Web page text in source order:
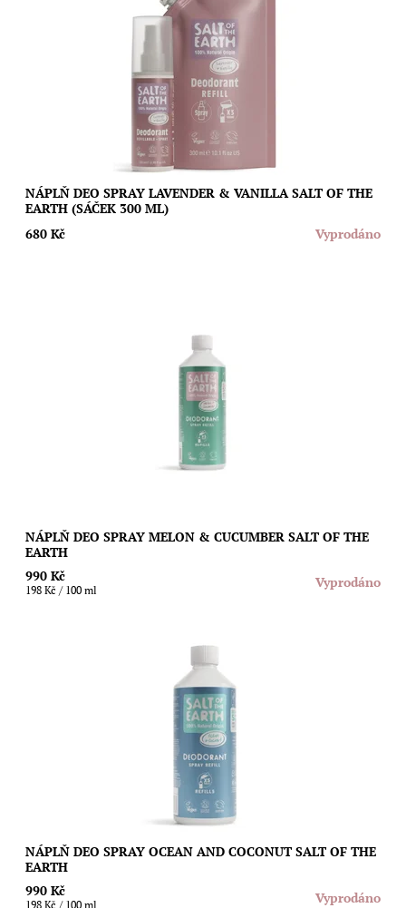
Ušetřete životní prostředí i svoji peněženku díky speciální
náplni s neotřelou vůní levandule a vanilky pro sprejové
deodoranty Salt of The Earth....
Salt of the Earth
NÁPLŇ DEO SPRAY LAVENDER & VANILLA SALT OF THE
EARTH (SÁČEK 300 ML)
680 Kč
Vyprodáno
Ušetřete životní prostředí i svoji peněženku díky speciální
náplni s velmi oblíbenou vůní melounu a okurky pro sprejové
Salt of the Earth
NÁPLŇ DEO SPRAY MELON & CUCUMBER SALT OF THE
EARTH
990 Kč
198 Kč / 100 ml Vyprodáno
Ušetřete životní prostředí i svoji peněženku díky speciální
náplni s unisex svěží vůní moře a čerstvých kokosů pro sprejové
Salt of the Earth
NÁPLŇ DEO SPRAY OCEAN AND COCONUT SALT OF THE
EARTH
990 Kč
198 Kč / 100 ml Vyprodáno